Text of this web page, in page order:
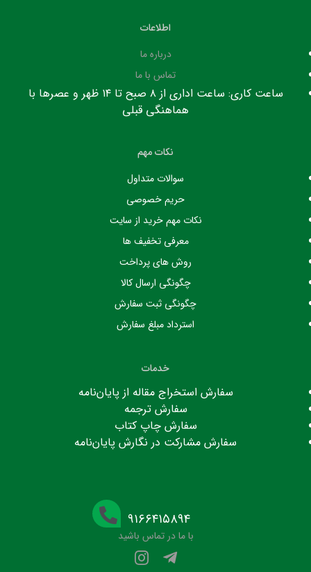
اطلاعات
درباره ما
تماس با ما
ساعت کاری: ساعت اداری از ۸ صبح تا ۱۴ ظهر و عصرها با
هماهنگی قبلی
نکات مهم
سوالات متداول
حریم خصوصی
نکات مهم خرید از سایت
معرفی تخفیف ها
روش های پرداخت
چگونگی ارسال کالا
چگونگی ثبت سفارش
استرداد مبلغ سفارش
خدمات
سفارش استخراج مقاله از پایان‌نامه
سفارش ترجمه
سفارش چاپ کتاب
سفارش مشارکت در نگارش پایان‌نامه
۹۱۶۶۴۱۵۸۹۴
با ما در تماس باشید